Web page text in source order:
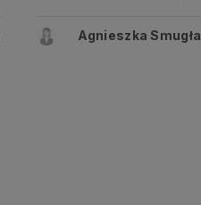
Agnieszka Smugła